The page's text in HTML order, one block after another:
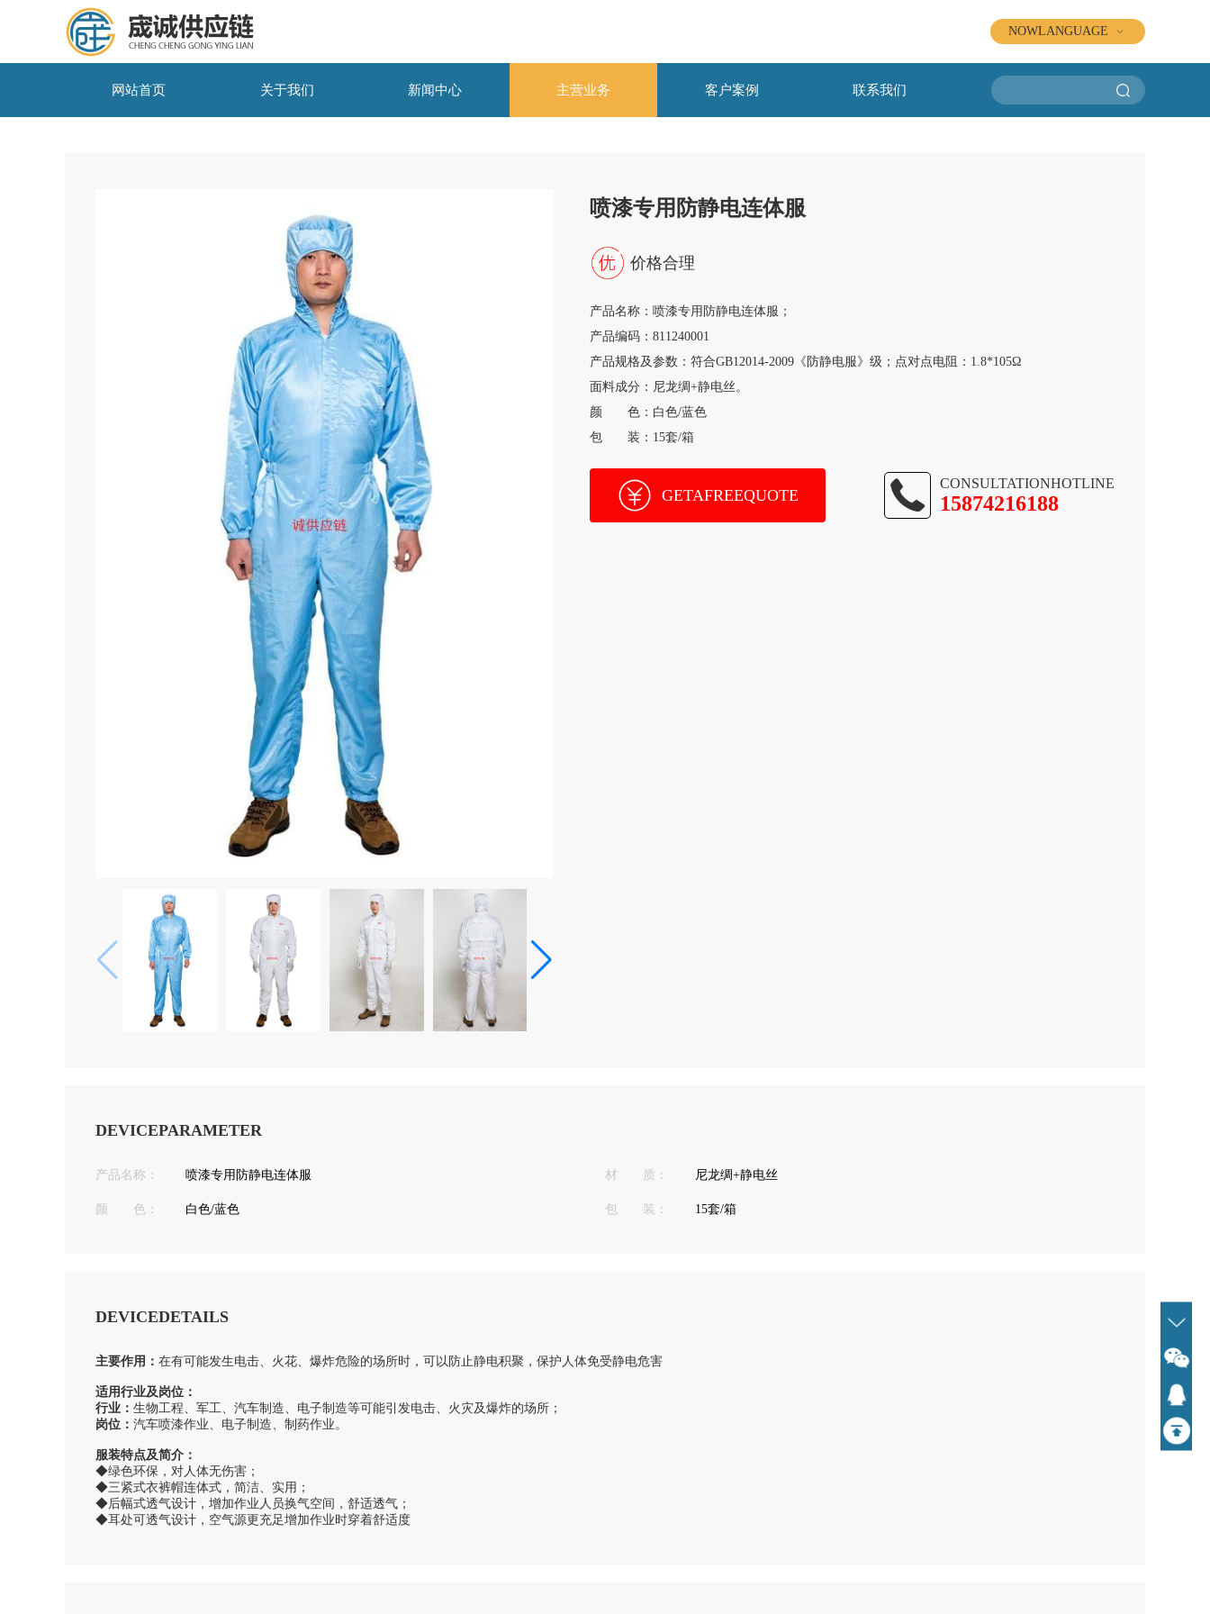
NOWLANGUAGE
网站首页 关于我们 新闻中心 主营业务 客户案例 联系我们
喷漆专用防静电连体服
价格合理
产品名称：喷漆专用防静电连体服；
产品编码：811240001
产品规格及参数：符合GB12014-2009《防静电服》级；点对点电阻：1.8*105Ω
面料成分：尼龙绸+静电丝。
颜 色：白色/蓝色
包 装：15套/箱
GETAFREEQUOTE
CONSULTATIONHOTLINE
15874216188
DEVICEPARAMETER
产品名称： 喷漆专用防静电连体服 材 质： 尼龙绸+静电丝
颜 色： 白色/蓝色 包 装： 15套/箱
DEVICEDETAILS
主要作用： 在有可能发生电击、火花、爆炸危险的场所时，可以防止静电积聚，保护人体免受静电危害
适用行业及岗位：
行业： 生物工程、军工、汽车制造、电子制造等可能引发电击、火灾及爆炸的场所；
岗位： 汽车喷漆作业、电子制造、制药作业。
服装特点及简介：
◆绿色环保，对人体无伤害；
◆三紧式衣裤帽连体式，简洁、实用；
◆后幅式透气设计，增加作业人员换气空间，舒适透气；
◆耳处可透气设计，空气源更充足增加作业时穿着舒适度